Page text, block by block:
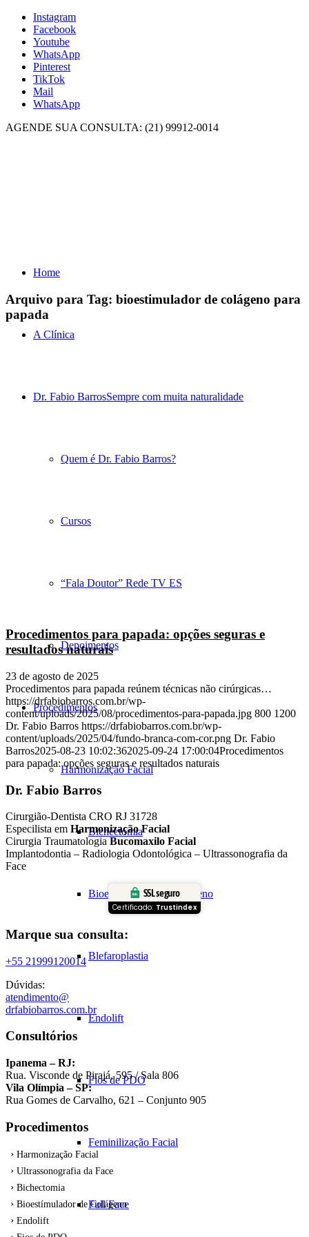
Instagram
Facebook
Youtube
WhatsApp
Pinterest
TikTok
Mail
WhatsApp
AGENDE SUA CONSULTA: (21) 99912-0014
Home
A Clínica
Dr. Fabio BarrosSempre com muita naturalidade
Quem é Dr. Fabio Barros?
Cursos
“Fala Doutor” Rede TV ES
Depoimentos
Procedimentos
Harmonização Facial
Bichectomia
Bioestimulação de Colágeno
Blefaroplastia
Endolift
Fios de PDO
Feminilização Facial
Full Face
Arquivo para Tag: bioestimulador de colágeno para
papada
Procedimentos para papada: opções seguras e
resultados naturais
23 de agosto de 2025
Procedimentos para papada reúnem técnicas não cirúrgicas…
https://drfabiobarros.com.br/wp-
content/uploads/2025/08/procedimentos-para-papada.jpg 800 1200
Dr. Fabio Barros https://drfabiobarros.com.br/wp-
content/uploads/2025/04/fundo-branca-com-cor.png Dr. Fabio
Barros2025-08-23 10:02:362025-09-24 17:00:04Procedimentos
para papada: opções seguras e resultados naturais
Dr. Fabio Barros
Cirurgião-Dentista CRO RJ 31728
Especilista em Harmonização Facial
Cirurgia Traumatologia Bucomaxilo Facial
Implantodontia – Radiologia Odontológica – Ultrassonografia da
Face
SSL seguro
Certificado: Trustindex
Marque sua consulta:
+55 21999120014
Dúvidas:
atendimento@
drfabiobarros.com.br
Consultórios
Ipanema – RJ:
Rua. Visconde de Pirajá, 595 / Sala 806
Vila Olímpia – SP:
Rua Gomes de Carvalho, 621 – Conjunto 905
Procedimentos
Harmonização Facial
Ultrassonografia da Face
Bichectomia
Bioestímulador de Colágeno
Endolift